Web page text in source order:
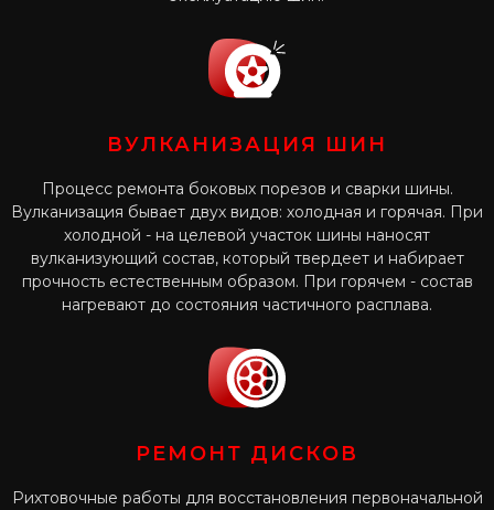
ВУЛКАНИЗАЦИЯ ШИН
Процесс ремонта боковых порезов и сварки шины.
Вулканизация бывает двух видов: холодная и горячая. При
холодной - на целевой участок шины наносят
вулканизующий состав, который твердеет и набирает
прочность естественным образом. При горячем - состав
нагревают до состояния частичного расплава.
РЕМОНТ ДИСКОВ
Рихтовочные работы для восстановления первоначальной